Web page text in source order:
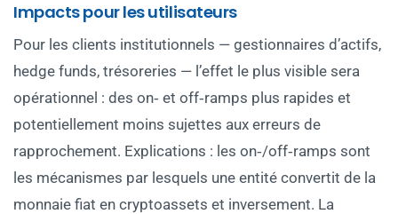
Impacts pour les utilisateurs
Pour les clients institutionnels — gestionnaires d’actifs,
hedge funds, trésoreries — l’effet le plus visible sera
opérationnel : des on‑ et off‑ramps plus rapides et
potentiellement moins sujettes aux erreurs de
rapprochement. Explications : les on‑/off‑ramps sont
les mécanismes par lesquels une entité convertit de la
monnaie fiat en cryptoassets et inversement. La